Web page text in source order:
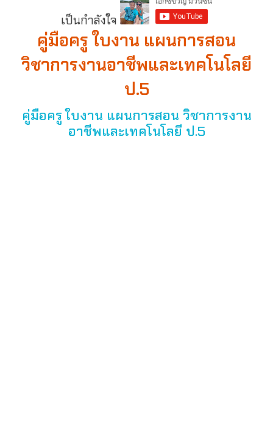
เป็นกำลังใจ
คู่มือครู ใบงาน แผนการสอน
วิชาการงานอาชีพและเทคโนโลยี
ป.5
คู่มือครู ใบงาน แผนการสอน วิชาการงาน
อาชีพและเทคโนโลยี ป.5